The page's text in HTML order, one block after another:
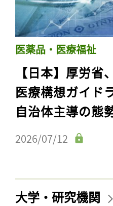
医薬品・医療福祉
【日本】厚労省
医療構想ガイド
自治体主導の態
2026/07/12
大学・研究機関